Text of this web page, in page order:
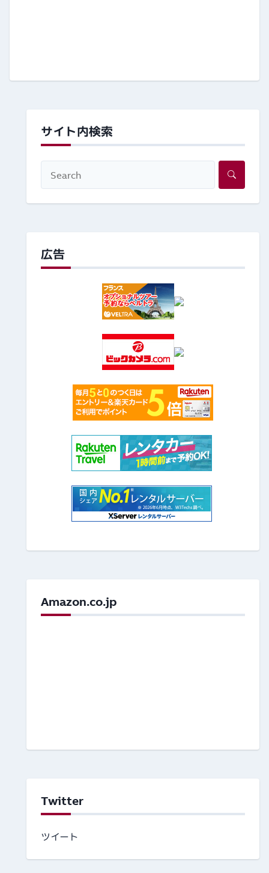
サイト内検索
広告
Amazon.co.jp
Twitter
ツイート